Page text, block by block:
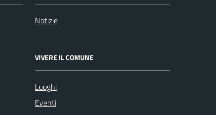
Notizie
VIVERE IL COMUNE
Luoghi
Eventi